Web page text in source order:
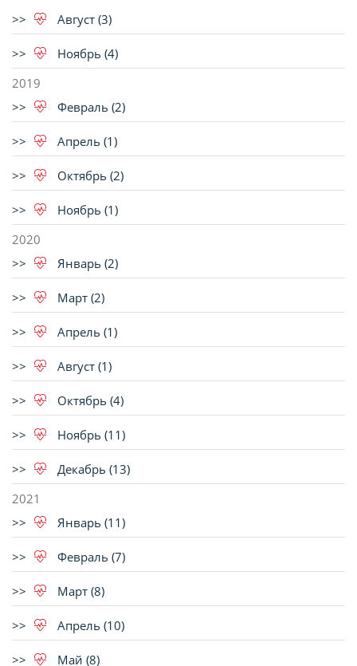
Август (3)
Ноябрь (4)
2019
Февраль (2)
Апрель (1)
Октябрь (2)
Ноябрь (1)
2020
Январь (2)
Март (2)
Апрель (1)
Август (1)
Октябрь (4)
Ноябрь (11)
Декабрь (13)
2021
Январь (11)
Февраль (7)
Март (8)
Апрель (10)
Май (8)